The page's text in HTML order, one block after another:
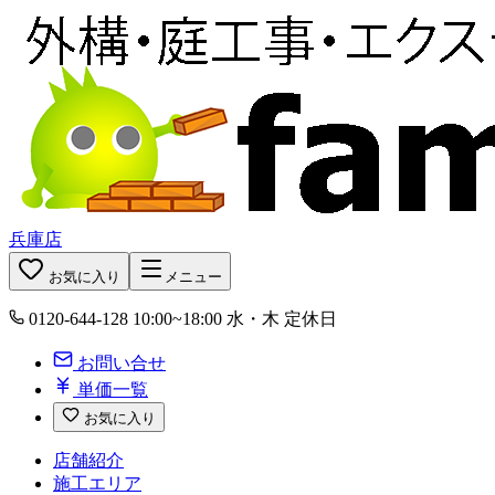
兵庫店
お気に入り メニュー
0120-644-128 10:00~18:00 水・木 定休日
お問い合せ
単価一覧
お気に入り
店舗紹介
施工エリア